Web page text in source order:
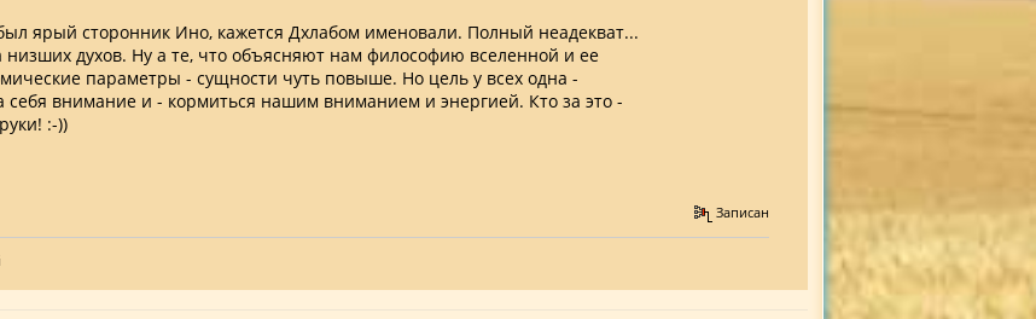
ярый сторонник Ино, кажется Дхлабом именовали. Полный неадекват...
низших духов. Ну а те, что объясняют нам философию вселенной и ее
параметры - сущности чуть повыше. Но цель у всех одна -
себя внимание и - кормиться нашим вниманием и энергией. Кто за это -
:-))
Записан